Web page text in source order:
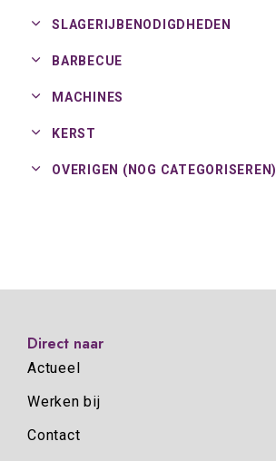
SLAGERIJBENODIGDHEDEN
BARBECUE
MACHINES
KERST
OVERIGEN (NOG CATEGORISEREN)
Direct naar
Actueel
Werken bij
Contact